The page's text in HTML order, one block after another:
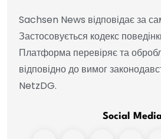
Sachsen News відповідає за
Застосовується кодекс
Платформа перевіряє та
відповідно до вимог
NetzDG.
Social